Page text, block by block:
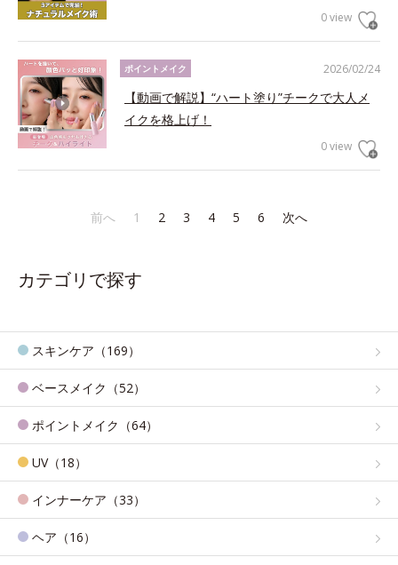
0 view
2026/02/24
ポイントメイク
【動画で解説】“ハート塗り”チークで大人メ
イクを格上げ！
0 view
前へ 1 2 3 4 5 6 次へ
カテゴリで探す
スキンケア（169）
ベースメイク（52）
ポイントメイク（64）
UV（18）
インナーケア（33）
ヘア（16）